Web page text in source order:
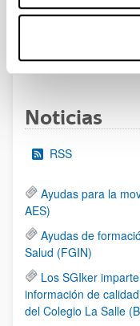
al 30/07/2026
1
Noticias
RSS
Ayudas para la
AES)
Ayudas de
Salud (FGIN)
Los SGIker
información de
del Colegio La Salle